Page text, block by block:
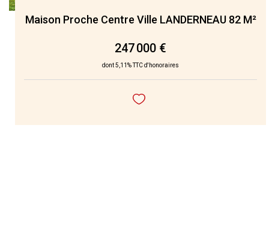
Maison Proche Centre Ville LANDERNEAU 82 M²
247 000 €
dont 5,11% TTC d'honoraires